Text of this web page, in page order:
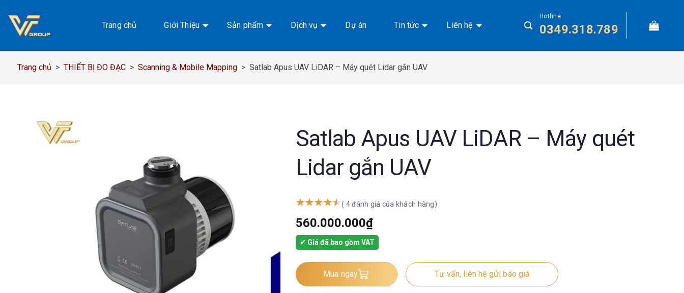
đến
Trang chủ Giới Thiệu Sản phẩm Dịch vụ Dự án Tin tức Liên hệ
Hotline
0349.318.789
Trang chủ > THIẾT BỊ ĐO ĐẠC > Scanning & Mobile Mapping > Satlab Apus UAV LiDAR – Máy quét Lidar gắn UAV
Satlab Apus UAV LiDAR – Máy quét
Lidar gắn UAV
( 4 đánh giá của khách hàng)
560.000.000₫
✔ Giá đã bao gồm VAT
Mua ngay Tư vấn, liên hệ gửi báo giá